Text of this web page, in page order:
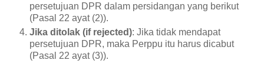
persetujuan DPR dalam persidangan yang berikut
(Pasal 22 ayat (2)).
Jika ditolak (if rejected): Jika tidak mendapat
persetujuan DPR, maka Perppu itu harus dicabut
(Pasal 22 ayat (3)).